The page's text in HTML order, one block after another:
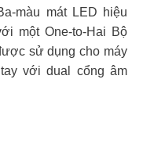
màu mát LED hiệu
một One-to-Hai Bộ
sử dụng cho máy
với dual cổng âm